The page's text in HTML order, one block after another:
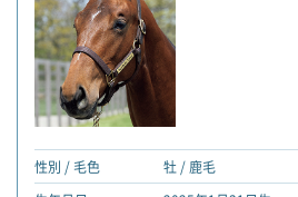
性別 / 毛色
牡 / 鹿毛